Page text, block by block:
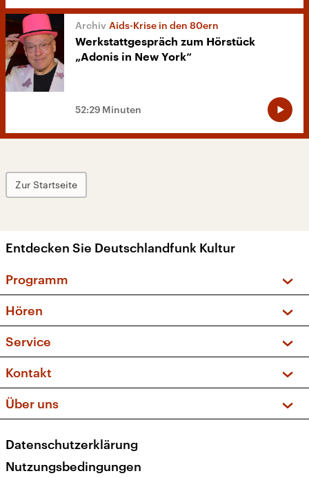
Aids-Krise in den 80ern
Werkstattgespräch zum Hörstück
„Adonis in New York“
52:29 Minuten
Zur Startseite
Entdecken Sie Deutschlandfunk Kultur
Programm
Sendungen und Podcasts
Musikliste
Kakadu – Das Kinderprogramm
Hören
Frequenzen (UKW + DAB+)
Service
FAQ
Apps
Newsletter
Veranstaltungen
Kontakt
Social Media
Über uns
Presse
Karriere
Datenschutzerklärung
Nutzungsbedingungen